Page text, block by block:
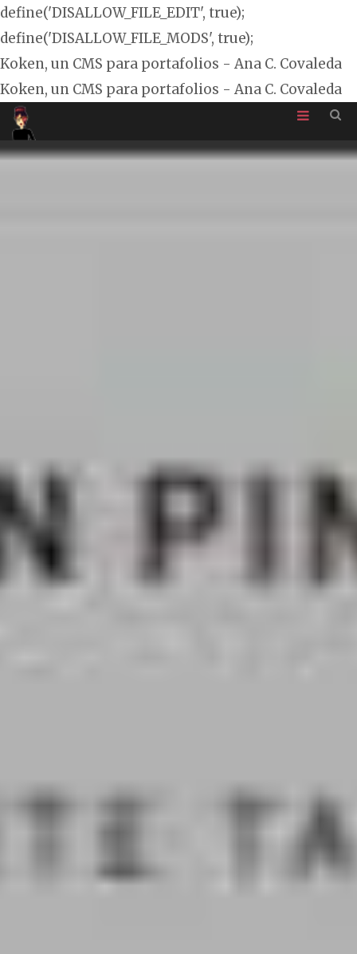
define('DISALLOW_FILE_EDIT', true);
define('DISALLOW_FILE_MODS', true);
Koken, un CMS para portafolios - Ana C. Covaleda
Koken, un CMS para portafolios - Ana C. Covaleda